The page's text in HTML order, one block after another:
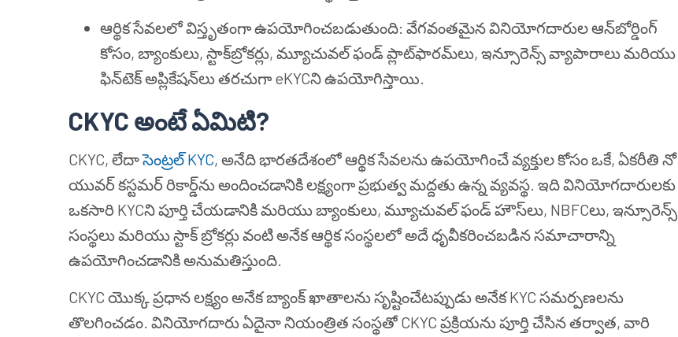
ఆర్థిక సేవలలో విస్తృతంగా ఉపయోగించబడుతుంది: వేగవంతమైన వినియోగదారుల ఆన్‌బోర్డింగ్
కోసం, బ్యాంకులు, స్టాక్‌బ్రోకర్లు, మ్యూచువల్ ఫండ్ ప్లాట్‌ఫారమ్‌లు, ఇన్సూరెన్స్ వ్యాపారాలు మరియు
ఫిన్‌టెక్ అప్లికేషన్‌లు తరచుగా eKYCని ఉపయోగిస్తాయి.
CKYC అంటే ఏమిటి?
CKYC, లేదాసెంట్రల్ KYC, అనేది భారతదేశంలో ఆర్థిక సేవలను ఉపయోగించే వ్యక్తుల కోసం ఒకే, ఏకరీతి నో
యువర్ కస్టమర్ రికార్డ్‌ను అందించడానికి లక్ష్యంగా ప్రభుత్వ మద్దతు ఉన్న వ్యవస్థ. ఇది వినియోగదారులకు
ఒకసారి KYCని పూర్తి చేయడానికి మరియు బ్యాంకులు, మ్యూచువల్ ఫండ్ హౌస్‌లు, NBFCలు, ఇన్సూరెన్స్
సంస్థలు మరియు స్టాక్ బ్రోకర్లు వంటి అనేక ఆర్థిక సంస్థలలో అదే ధృవీకరించబడిన సమాచారాన్ని
ఉపయోగించడానికి అనుమతిస్తుంది.
CKYC యొక్క ప్రధాన లక్ష్యం అనేక బ్యాంక్ ఖాతాలను సృష్టించేటప్పుడు అనేక KYC సమర్పణలను
తొలగించడం. వినియోగదారు ఏదైనా నియంత్రిత సంస్థతో CKYC ప్రక్రియను పూర్తి చేసిన తర్వాత, వారి